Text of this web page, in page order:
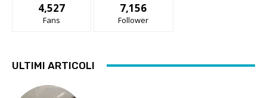
4,527
Fans
7,156
Follower
ULTIMI ARTICOLI